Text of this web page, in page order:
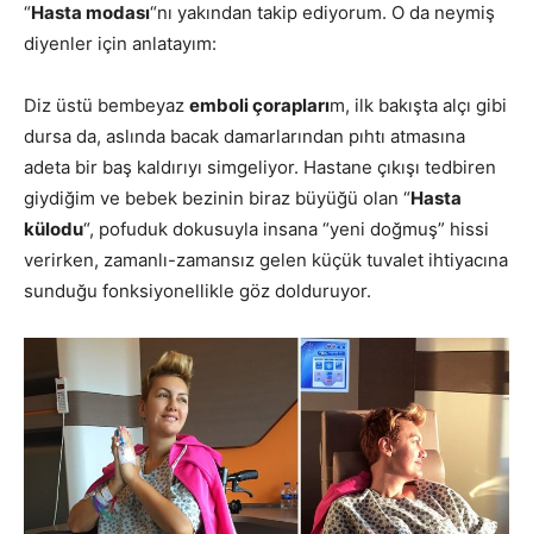
“Hasta modası“nı yakından takip ediyorum. O da neymiş
diyenler için anlatayım:
Diz üstü bembeyaz emboli çoraplarım, ilk bakışta alçı gibi
dursa da, aslında bacak damarlarından pıhtı atmasına
adeta bir baş kaldırıyı simgeliyor. Hastane çıkışı tedbiren
giydiğim ve bebek bezinin biraz büyüğü olan “Hasta
külodu“, pofuduk dokusuyla insana “yeni doğmuş” hissi
verirken, zamanlı-zamansız gelen küçük tuvalet ihtiyacına
sunduğu fonksiyonellikle göz dolduruyor.